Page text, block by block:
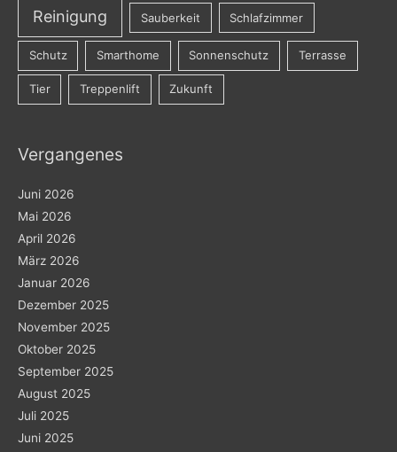
Reinigung Sauberkeit Schlafzimmer
Schutz Smarthome Sonnenschutz Terrasse
Tier Treppenlift Zukunft
Vergangenes
Juni 2026
Mai 2026
April 2026
März 2026
Januar 2026
Dezember 2025
November 2025
Oktober 2025
September 2025
August 2025
Juli 2025
Juni 2025